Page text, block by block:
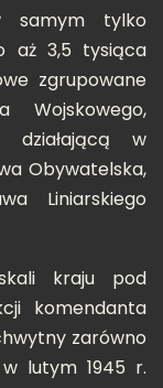
samym tylko
aż 3,5 tysiąca
zgrupowane
Wojskowego,
działającą w
Obywatelska,
Liniarskiego
kraju pod
komendanta
zarówno
lutym 1945 r.